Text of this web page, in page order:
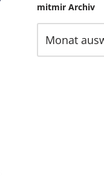
mitmir Archiv